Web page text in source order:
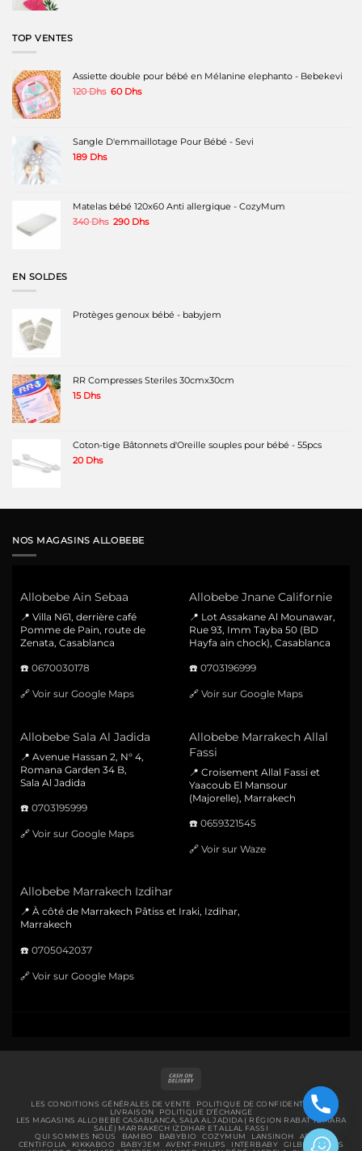
TOP VENTES
Assiette double pour bébé en Mélanine elephanto - Bebekevi
120Dhs Le
120 Dhs.
60 DhsLe
60 Dhs.
Sangle D'emmaillotage Pour Bébé - Sevi
189 Dhs
Matelas bébé 120x60 Anti allergique - CozyMum
340Dhs Le
290 DhsLe
EN SOLDES
Protèges genoux bébé - babyjem
RR Compresses Steriles 30cmx30cm
15 Dhs
Coton-tige Bâtonnets d'Oreille souples pour bébé - 55pcs
20 Dhs
NOS MAGASINS ALLOBEBE
Allobebe Ain Sebaa
📍 Villa N61, derrière café
Pomme de Pain, route de
Zenata, Casablanca
☎️ 0670030178
🔗 Voir sur Google Maps
Allobebe Jnane Californie
📍 Lot Assakane Al Mounawar,
Rue 93, Imm Tayba 50 (BD
Hayfa ain chock), Casablanca
☎️ 0703196999
🔗 Voir sur Google Maps
Allobebe Sala Al Jadida
📍 Avenue Hassan 2, N° 4,
Romana Garden 34 B,
Sala Al Jadida
☎️ 0703195999
🔗 Voir sur Google Maps
Allobebe Marrakech Allal
Fassi
📍 Croisement Allal Fassi et
Yaacoub El Mansour
(Majorelle), Marrakech
☎️ 0659321545
🔗 Voir sur Waze
Allobebe Marrakech Izdihar
📍 À côté de Marrakech Pâtiss et Iraki, Izdihar,
Marrakech
☎️ 0705042037
🔗 Voir sur Google Maps
Delivery
LES CONDITIONS GÉNÉRALES DE VENTE
POLITIQUE DE CONFIDENTIALITÉ
LIVRAISON
POLITIQUE D’ÉCHANGE
LES MAGASINS ALLOBEBE CASABLANCA, SALA AL JADIDA ( RÉGION RABAT TEMARA
SALÉ) MARRAKECH IZDIHAR ET ALLAL FASSI
QUI SOMMES NOUS
BAMBO BABYBIO COZYMUM LANSINOH
ABENA
CENTIFOLIA
KIKKABOO BABYJEM AVENT-PHILIPS INTERBABY GILBERT
BIBS